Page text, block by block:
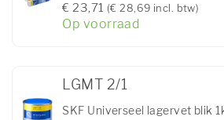
€ 23,71 (€ 28,69 incl. btw)
Op voorraad
LGMT 2/1
SKF Universeel lagervet blik